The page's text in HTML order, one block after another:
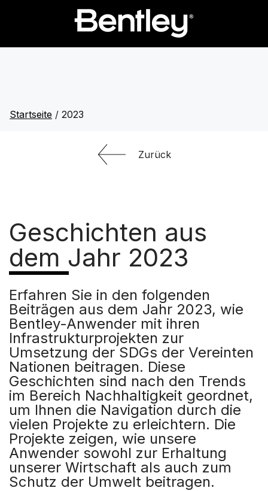
Startseite / 2023
Zurück
Geschichten aus
dem Jahr 2023
Erfahren Sie in den folgenden
Beiträgen aus dem Jahr 2023, wie
Bentley-Anwender mit ihren
Infrastrukturprojekten zur
Umsetzung der SDGs der Vereinten
Nationen beitragen. Diese
Geschichten sind nach den Trends
im Bereich Nachhaltigkeit geordnet,
um Ihnen die Navigation durch die
vielen Projekte zu erleichtern. Die
Projekte zeigen, wie unsere
Anwender sowohl zur Erhaltung
unserer Wirtschaft als auch zum
Schutz der Umwelt beitragen.